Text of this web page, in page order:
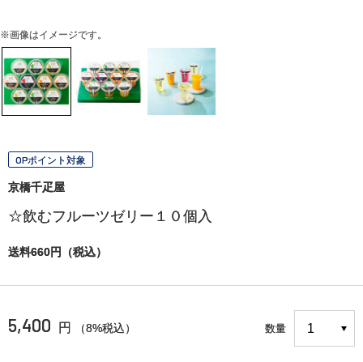
※画像はイメージです。
OPポイント対象
京橋千疋屋
☆飲むフルーツゼリー１０個入
送料660円（税込）
5,400 円 （8%税込） 数量